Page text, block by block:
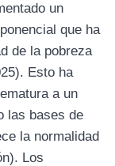
un
que ha
de la pobreza
). Esto ha
a un
las bases de
la normalidad
Los